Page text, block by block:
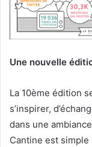
Une nouvelle
La 10ème édition
s’inspirer,
dans une
Cantine est simple